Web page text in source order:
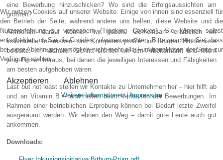
eine Bewerbung hinzuschicken? Wo sind die Erfolgsaussichten am
größten?
Antworten darauf können wir geben. Gemeinsam erarbeiten wir
individuelle Interessen- und Kompetenzprofile und räumen Hindernisse
beiseite. Im nächsten Schritt sichten wir den Arbeitsmarkt und filtern
jene Firmen heraus, bei denen die jeweiligen Interessen und Fähigkeiten
am besten aufgehoben wären.
Last but not least stellen wir Kontakte zu Unternehmen her – hier hilft ab
und an Vitamin B – und helfen beim Verfassen der Bewerbungen. Im
Rahmen einer betrieblichen Erprobung können bei Bedarf letzte Zweifel
ausgeräumt werden. Wir ebnen den Weg – damit gute Leute auch gut
ankommen.
Downloads:
Wir nutzen Cookies auf unserer Website. Einige von ihnen sind essenziell für
den Betrieb der Seite, während andere uns helfen, diese Website und die
Nutzererfahrung zu verbessern (Tracking Cookies). Sie können selbst
entscheiden, ob Sie die Cookies zulassen möchten. Bitte beachten Sie, dass
bei einer Ablehnung womöglich nicht mehr alle Funktionalitäten der Seite zur
Verfügung stehen.
Akzeptieren Ablehnen
Weitere Informationen|Impressum